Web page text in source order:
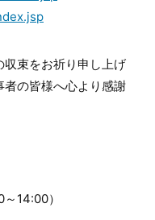
束をお祈り申し上げ
者の皆様へ心より感謝
14:00）